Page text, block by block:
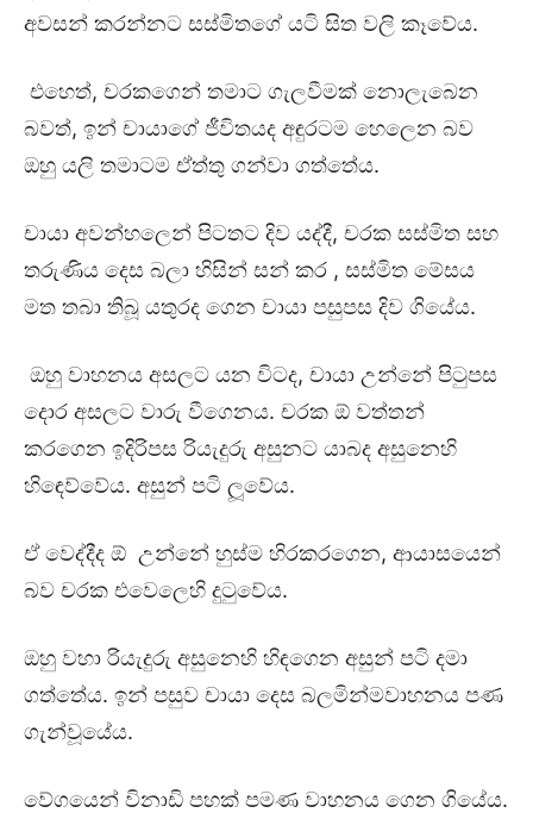
අවසන් කරන්නට සස්මිතගේ යටි සිත වලි කෑවේය.
එහෙත්, චරකගෙන් තමාට ගැලවීමක් නොලැබෙන
බවත්, ඉන් චායාගේ ජීවිතයද අඳුරටම හෙලෙන බව
ඔහු යලි තමාටම ඒත්තු ගන්වා ගත්තේය.
චායා අවන්හලෙන් පිටතට දිව යද්දී, චරක සස්මිත සහ
තරුණිය දෙස බලා හිසින් සන් කර , සස්මිත මේසය
මත තබා තිබූ යතුරද ගෙන චායා පසුපස දිව ගියේය.
ඔහු වාහනය අසලට යන විටද, චායා උන්නේ පිටුපස
දොර අසලට වාරු වීගෙනය. චරක ඕ වත්තන්
කරගෙන ඉදිරිපස රියැදුරු අසුනට යාබද අසුනෙහි
හිඳෙව්වේය. අසුන් පටි ලූවේය.
ඒ වෙද්දීද ඕ උන්නේ හුස්ම හිරකරගෙන, ආයාසයෙන්
බව චරක එවෙලෙහි දුටුවේය.
ඔහු වහා රියැදුරු අසුනෙහි හිඳගෙන අසුන් පටි දමා
ගත්තේය. ඉන් පසුව චායා දෙස බලමින්මවාහනය පණ
ගැන්වූයේය.
වේගයෙන් විනාඩි පහක් පමණ වාහනය ගෙන ගියේය.